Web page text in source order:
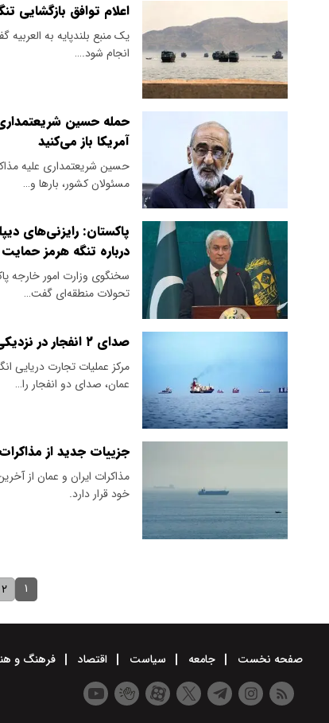
اعلام توافق بازگشایی
یک منبع بلندپایه به
انجام شود.…
حمله حسین شریعتمداری
آمریکا باز می‌کنید
حسین شریعتمداری علیه
مسئولان کشور، بارها و…
پاکستان: رایزنی‌های
درباره تنگه هرمز
سخنگوی وزارت امور خارجه
تحولات منطقه‌ای گفت…
صدای ۲ انفجار در نزدیکی تنگه هرمز شنیده شد
مرکز عملیات تجارت دریایی
عمان، صدای دو انفجار را…
جزییات جدید از
خود قرار دارد.
۱ ۲
صفحه نخست جامعه سیاست اقتصاد فرهنگ و